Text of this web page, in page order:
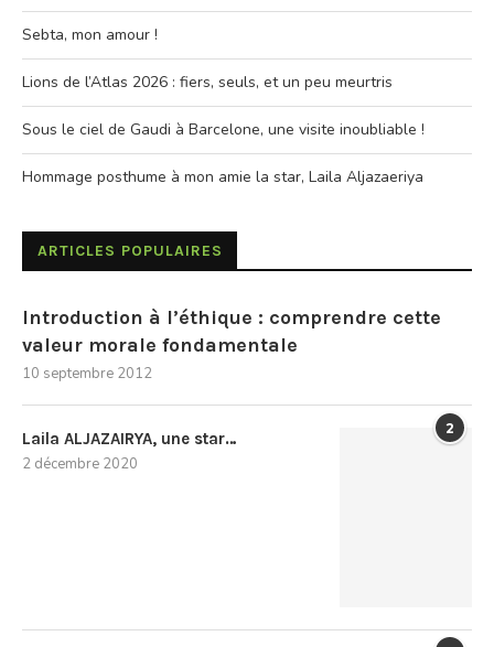
Sebta, mon amour !
Lions de l’Atlas 2026 : fiers, seuls, et un peu meurtris
Sous le ciel de Gaudi à Barcelone, une visite inoubliable !
Hommage posthume à mon amie la star, Laila Aljazaeriya
ARTICLES POPULAIRES
Introduction à l’éthique : comprendre cette
valeur morale fondamentale
10 septembre 2012
2
Laila ALJAZAIRYA, une star…
2 décembre 2020